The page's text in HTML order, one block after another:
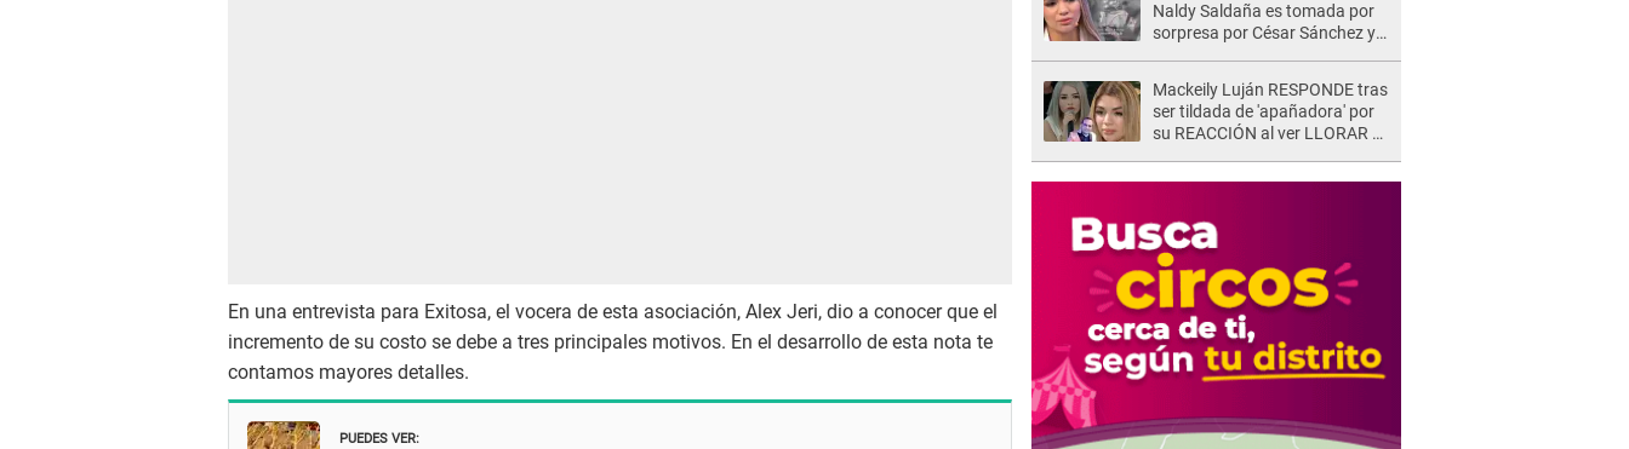
En una entrevista para Exitosa, el vocera de esta asociación, Alex Jeri, dio a conocer que el
incremento de su costo se debe a tres principales motivos. En el desarrollo de esta nota te
contamos mayores detalles.
PUEDES VER:
Naldy Saldaña es tomada por
sorpresa por César Sánchez y
Mackeily Luján RESPONDE tras
ser tildada de 'apañadora' por
su REACCIÓN al ver LLORAR a